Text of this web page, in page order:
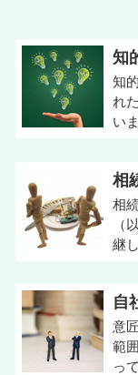
知
知
れ
い
相
相
（
継
自
意
範
っ